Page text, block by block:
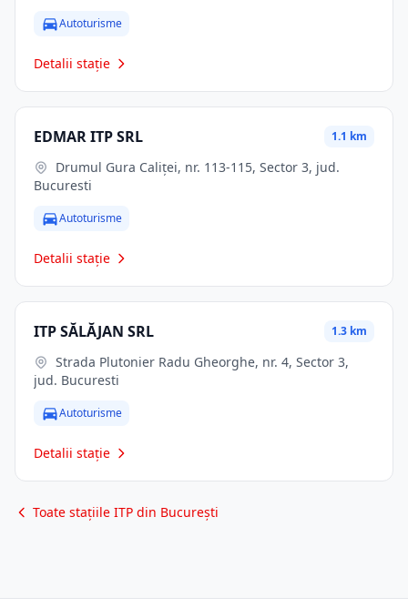
Autoturisme
Detalii stație
EDMAR ITP SRL 1.1 km
Bucuresti
Autoturisme
Detalii stație
ITP SĂLĂJAN SRL 1.3 km
jud. Bucuresti
Autoturisme
Detalii stație
Toate stațiile ITP din București